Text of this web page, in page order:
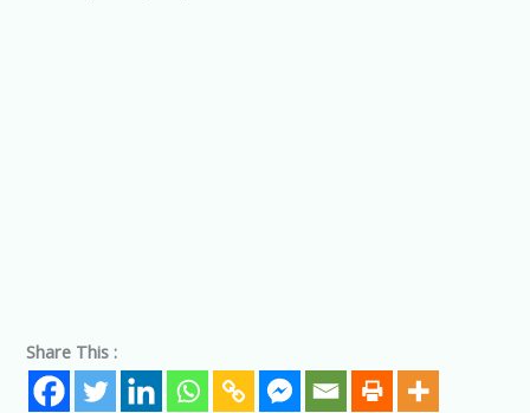
Share This :